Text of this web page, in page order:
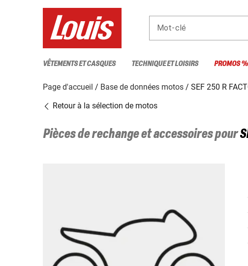
Mot-clé
VÊTEMENTS ET CASQUES TECHNIQUE ET LOISIRS PROMOS %
Page d'accueil Base de données motos
SEF 250 R
Retour à la sélection de motos
Pièces de rechange et accessoires pour